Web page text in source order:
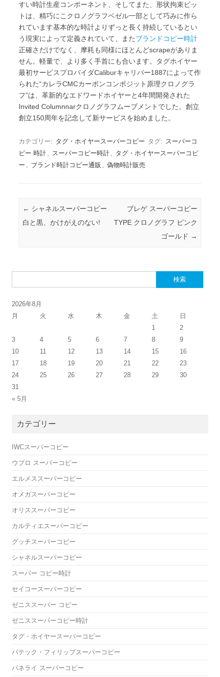
すい時計生産コンポーネント、そしてまた、形状拘束ビッ
トは、精巧にこクロノグラフベゼル一部として巧みに作ら
れています基本的な時計よりずっと長く持続しているとい
う現実によって定義されていて、またブランドコピー時計
正確さだけでなく、摩耗も同様にほとんどscrapeがありま
せん。軽量で、より多く手首にも合います。タグホイヤー
最初サービスプロバイダCaliburキャリバー1887によって作
られた“カレラCMCカーボンコンポジット原理クロノグラ
フ”は、革新的なエドワードホイヤーと4年間開発された
Invited Columnnarクロノグラフムーブメントでした。創立
創立150周年を記念して新サービスを始めました。
カテゴリー: タグ・ホイヤースーパーコピー タグ: スーパーコ
ピー 時計 , スーパーコピー時計 , タグ・ホイヤースーパーコピ
ー , ブランド時計コピー通販 , 偽物時計販売
投稿ナビゲーション
← シャネルスーパーコピー
白と黒、かけがえのない!
ブレゲ スーパーコピー
TYPE クロノグラフ ピンク
ゴールド →
2026年8月
月
火 水 木 金 土 日
« 5月
1
2
3
4 5 6 7 8
9
10
11 12 13 14 15
16
17
18 19 20 21 22
23
24
25 26 27 28 29
30
31
カテゴリー
IWCスーパーコピー
ウブロ スーパーコピー
エルメススーパーコピー
オメガスーパーコピー
オリススーパーコピー
カルティエスーパーコピー
グッチスーパーコピー
シャネルスーパーコピー
スーパー コピー時計
セイコースーパーコピー
ゼニススーパー コピー
ゼニススーパーコピー時計
タグ・ホイヤースーパーコピー
パテック・フィリップスーパーコピー
パネライ スーパーコピー